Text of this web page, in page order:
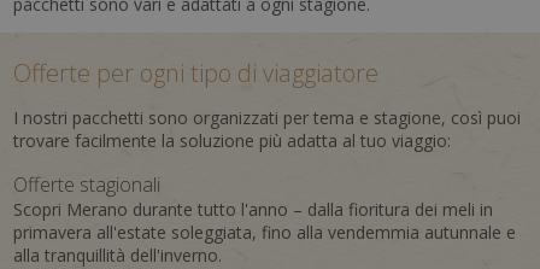
Offerte per ogni tipo di viaggiatore
I nostri pacchetti sono organizzati per tema e stagione, così puoi
trovare facilmente la soluzione più adatta al tuo viaggio:
Offerte stagionali
Scopri Merano durante tutto l'anno – dalla fioritura dei meli in
primavera all'estate soleggiata, fino alla vendemmia autunnale e
alla tranquillità dell'inverno.